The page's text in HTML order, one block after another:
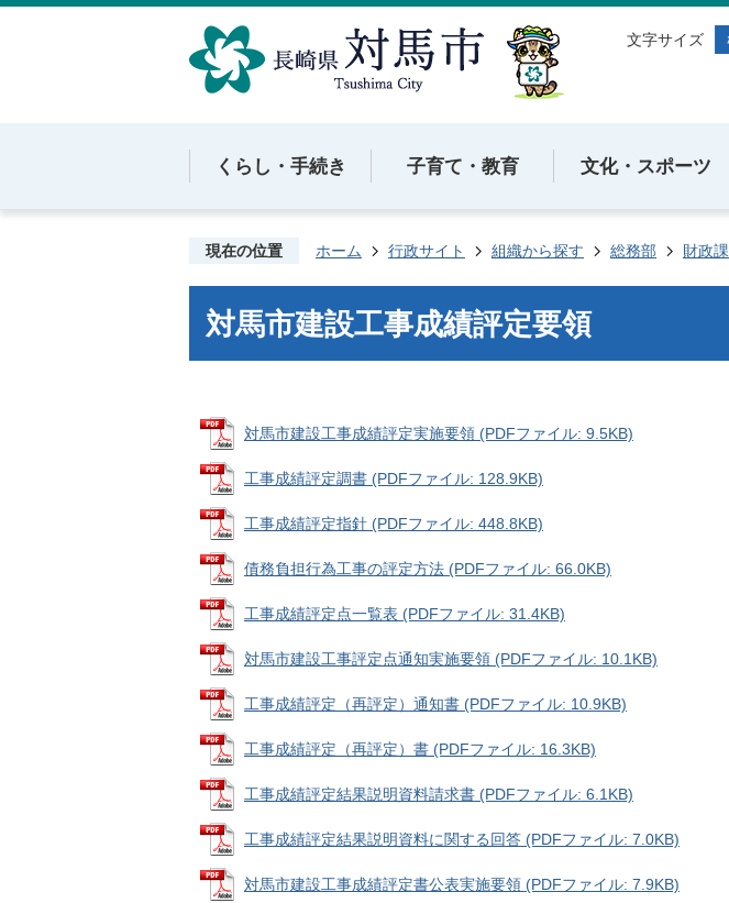
文字サイズ
くらし・手続き 子育て・教育 文化・スポーツ
現在の位置 ホーム 行政サイト 組織から探す 総務部 財政課
対馬市建設工事成績評定要領
対馬市建設工事成績評定実施要領 (PDFファイル: 9.5KB)
工事成績評定調書 (PDFファイル: 128.9KB)
工事成績評定指針 (PDFファイル: 448.8KB)
債務負担行為工事の評定方法 (PDFファイル: 66.0KB)
工事成績評定点一覧表 (PDFファイル: 31.4KB)
対馬市建設工事評定点通知実施要領 (PDFファイル: 10.1KB)
工事成績評定（再評定）通知書 (PDFファイル: 10.9KB)
工事成績評定（再評定）書 (PDFファイル: 16.3KB)
工事成績評定結果説明資料請求書 (PDFファイル: 6.1KB)
工事成績評定結果説明資料に関する回答 (PDFファイル: 7.0KB)
対馬市建設工事成績評定書公表実施要領 (PDFファイル: 7.9KB)